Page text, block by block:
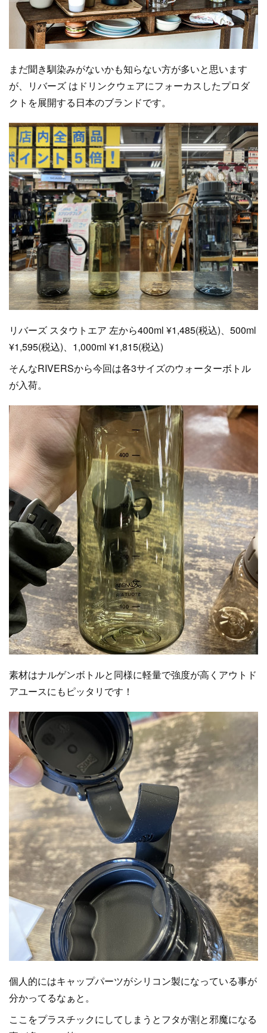
まだ聞き馴染みがないかも知らない方が多いと思います
が、リバーズ はドリンクウェアにフォーカスしたプロダ
クトを展開する日本のブランドです。
リバーズ スタウトエア 左から400ml ¥1,485(税込)、500ml
¥1,595(税込)、1,000ml ¥1,815(税込)
そんなRIVERSから今回は各3サイズのウォーターボトル
が入荷。
素材はナルゲンボトルと同様に軽量で強度が高くアウトド
アユースにもピッタリです！
個人的にはキャップパーツがシリコン製になっている事が
分かってるなぁと。
ここをプラスチックにしてしまうとフタが割と邪魔になる